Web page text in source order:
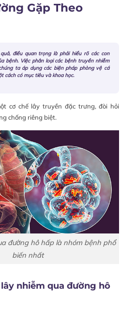
Gặp Theo
điều quan trọng là phải hiểu rõ các con
bệnh. Việc phân loại các bệnh truyền nhiễm
ta áp dụng các biện pháp phòng vệ cá
cách có mục tiêu và khoa học.
cơ chế lây truyền đặc trưng, đòi hỏi
chống riêng biệt.
đường hô hấp là nhóm bệnh phổ
biến nhất
lây nhiễm qua đường hô